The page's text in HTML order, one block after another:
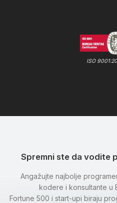
ISO
Spremni ste da vodite
Angažujte najbolje
kodere i konsultante u
Fortune 500 i start-upi biraju